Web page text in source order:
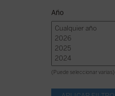
Año
(Puede seleccionar varias)